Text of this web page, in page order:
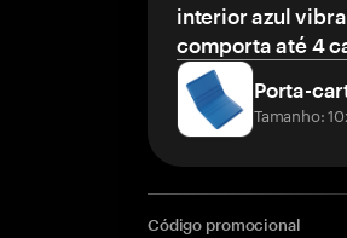
interior azul
comporta até 4
Porta-
Tamanho:
Código promocional